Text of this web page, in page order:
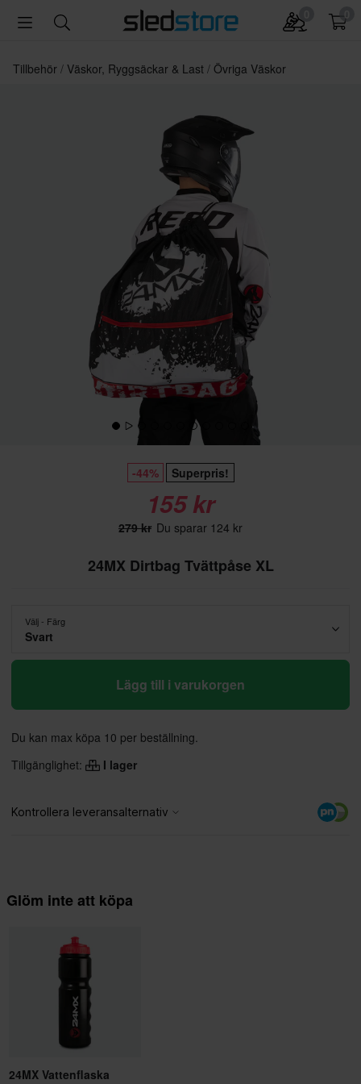
Tillbehör Väskor, Ryggsäckar & Last Övriga Väskor
-44% Superpris!
155 kr
279 kr Du sparar 124 kr
24MX Dirtbag Tvättpåse XL
Välj - Färg
Svart
Lägg till i varukorgen
Du kan max köpa 10 per beställning.
Tillgänglighet:
I lager
Glöm inte att köpa
24MX Vattenflaska